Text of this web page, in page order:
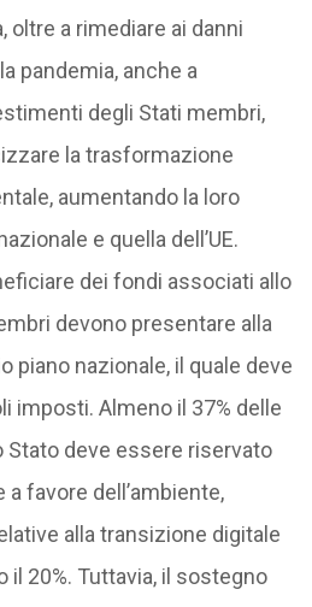
oltre a rimediare ai danni
pandemia, anche a
degli Stati membri,
la trasformazione
aumentando la loro
e quella dell’UE.
dei fondi associati allo
devono presentare alla
piano nazionale, il quale deve
imposti. Almeno il 37% delle
deve essere riservato
favore dell’ambiente,
alla transizione digitale
il 20%. Tuttavia, il sostegno